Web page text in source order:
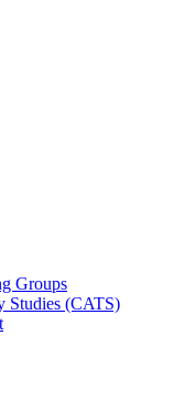
Groups
Studies (CATS)